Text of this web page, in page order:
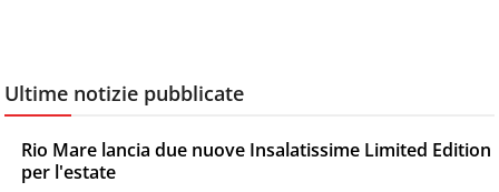
Ultime notizie pubblicate
Rio Mare lancia due nuove Insalatissime Limited Edition
per l'estate